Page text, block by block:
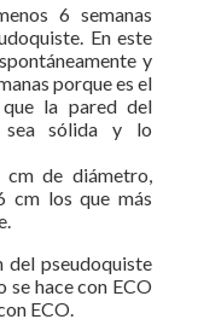
6 semanas
En este
y
porque es el
la pared del
sea sólida y lo
de diámetro,
cm los que más
del pseudoquiste
se hace con ECO
ECO.